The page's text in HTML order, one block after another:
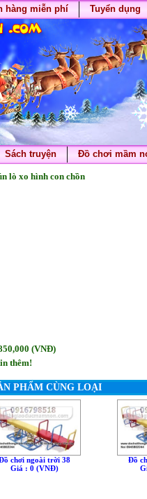
hàng miễn phí Tuyển dụng
Sách truyện Đồ chơi mầm
lò xo hình con chồn
(VNÐ)
thêm!
PHẨM CÙNG LOẠI
chơi ngoài trời 38
Giá : 0 (VNÐ)
Đồ